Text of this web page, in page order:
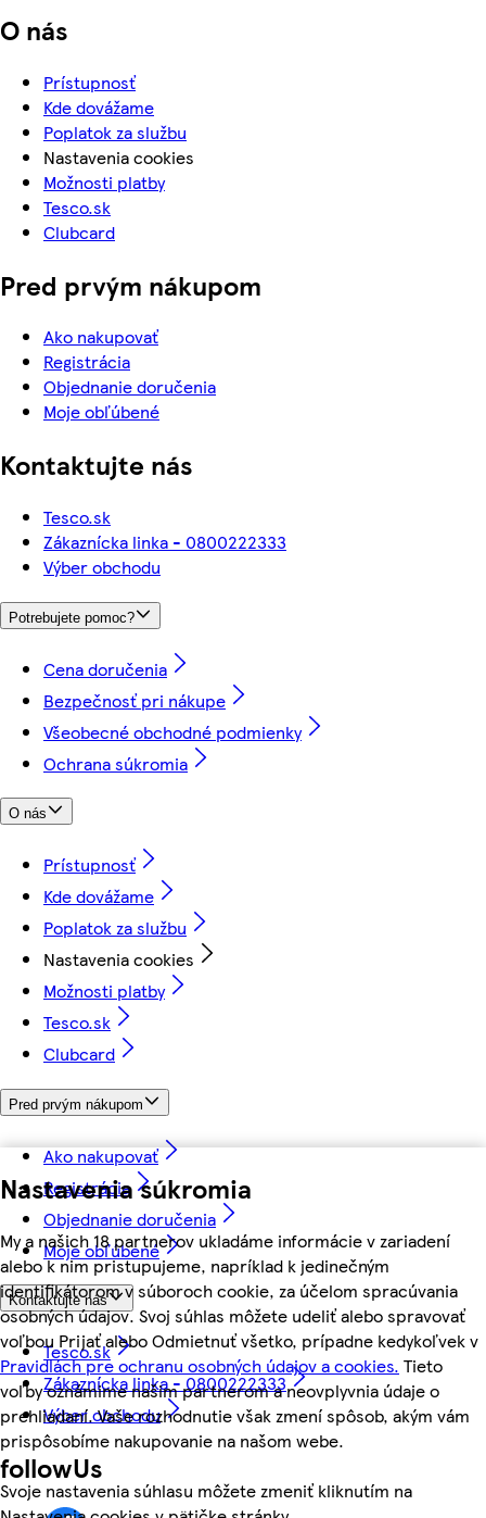
Nastavenia súkromia
My a našich 18 partnerov ukladáme informácie v zariadení
alebo k nim pristupujeme, napríklad k jedinečným
identifikátorom v súboroch cookie, za účelom spracúvania
osobných údajov. Svoj súhlas môžete udeliť alebo spravovať
voľbou Prijať alebo Odmietnuť všetko, prípadne kedykoľvek v
Pravidlách pre ochranu osobných údajov a cookies. Tieto
voľby oznámime našim partnerom a neovplyvnia údaje o
prehliadaní. Vaše rozhodnutie však zmení spôsob, akým vám
prispôsobíme nakupovanie na našom webe.
Svoje nastavenia súhlasu môžete zmeniť kliknutím na
O nás
Prístupnosť
Kde dovážame
Poplatok za službu
Nastavenia cookies
Možnosti platby
Tesco.sk
Clubcard
Pred prvým nákupom
Ako nakupovať
Registrácia
Objednanie doručenia
Moje obľúbené
Kontaktujte nás
Tesco.sk
Zákaznícka linka - 0800222333
Výber obchodu
Potrebujete pomoc?
Cena doručenia
Bezpečnosť pri nákupe
Všeobecné obchodné podmienky
Ochrana súkromia
O nás
Prístupnosť
Kde dovážame
Poplatok za službu
Nastavenia cookies
Možnosti platby
Tesco.sk
Clubcard
Pred prvým nákupom
Ako nakupovať
Registrácia
Objednanie doručenia
Moje obľúbené
Kontaktujte nás
Tesco.sk
Zákaznícka linka - 0800222333
Výber obchodu
followUs